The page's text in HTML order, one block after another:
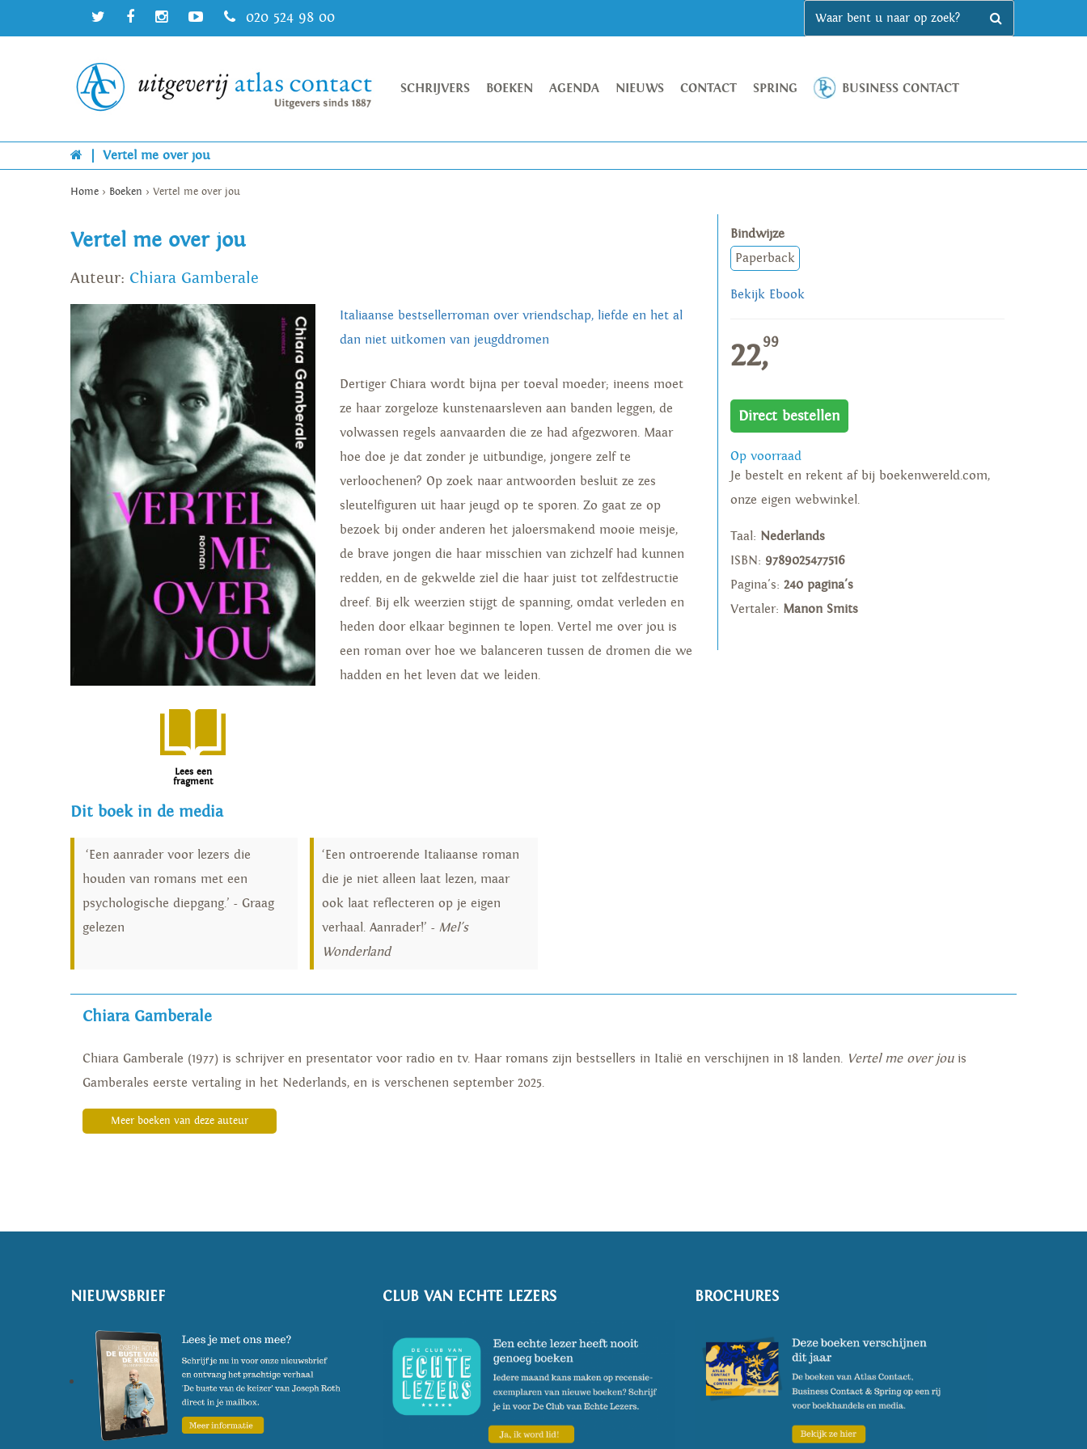
020 524 98 00
SCHRIJVERS BOEKEN AGENDA NIEUWS CONTACT SPRING BUSINESS CONTACT
Vertel me over jou
Home > Boeken > Vertel me over jou
Vertel me over jou
Auteur: Chiara Gamberale
Lees een
fragment
Italiaanse bestsellerroman over vriendschap, liefde en het al
dan niet uitkomen van jeugddromen
Dertiger Chiara wordt bijna per toeval moeder; ineens moet
ze haar zorgeloze kunstenaarsleven aan banden leggen, de
volwassen regels aanvaarden die ze had afgezworen. Maar
hoe doe je dat zonder je uitbundige, jongere zelf te
verloochenen? Op zoek naar antwoorden besluit ze zes
sleutelfiguren uit haar jeugd op te sporen. Zo gaat ze op
bezoek bij onder anderen het jaloersmakend mooie meisje,
de brave jongen die haar misschien van zichzelf had kunnen
redden, en de gekwelde ziel die haar juist tot zelfdestructie
dreef. Bij elk weerzien stijgt de spanning, omdat verleden en
heden door elkaar beginnen te lopen. Vertel me over jou is
een roman over hoe we balanceren tussen de dromen die we
hadden en het leven dat we leiden.
Bindwijze
Paperback
Bekijk Ebook
22,99
Direct bestellen
Op voorraad
Je bestelt en rekent af bij boekenwereld.com,
onze eigen webwinkel.
Taal: Nederlands
ISBN: 9789025477516
Pagina's: 240 pagina's
Vertaler: Manon Smits
Dit boek in de media
‘Een aanrader voor lezers die
houden van romans met een
psychologische diepgang.’ - Graag
gelezen
‘Een ontroerende Italiaanse roman
die je niet alleen laat lezen, maar
ook laat reflecteren op je eigen
verhaal. Aanrader!’ - Mel's
Wonderland
Chiara Gamberale
Chiara Gamberale (1977) is schrijver en presentator voor radio en tv. Haar romans zijn bestsellers in Italië en verschijnen in 18 landen. Vertel me over jouis
Gamberales eerste vertaling in het Nederlands, en is verschenen september 2025.
Meer boeken van deze auteur
NIEUWSBRIEF CLUB VAN ECHTE LEZERS BROCHURES